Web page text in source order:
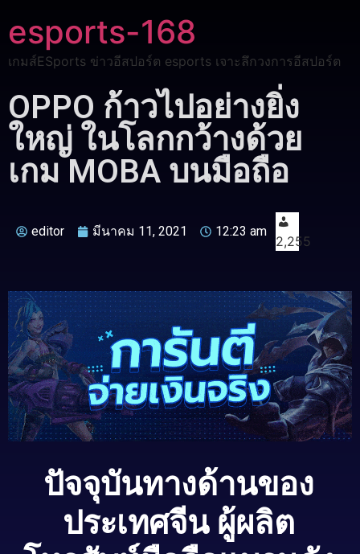
esports-168
เกมส์ESports ข่าวอีสปอร์ต esports เจาะลึกวงการอีสปอร์ต
OPPO ก้าวไปอย่างยิ่ง
ใหญ่ ในโลกกว้างด้วย
เกม MOBA บนมือถือ
editor มีนาคม 11, 2021 12:23 am
2,255
ปัจจุบันทางด้านของ
ประเทศจีน ผู้ผลิต